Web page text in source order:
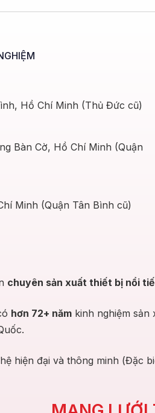
Hồ Chí Minh (Thủ Đức cũ)
Bàn Cờ, Hồ Chí Minh (Quận
Minh (Quận Tân Bình cũ)
chuyên sản xuất thiết bị nổi
hơn 72+ năm kinh nghiệm sản
hiện đại và thông minh (Đặc